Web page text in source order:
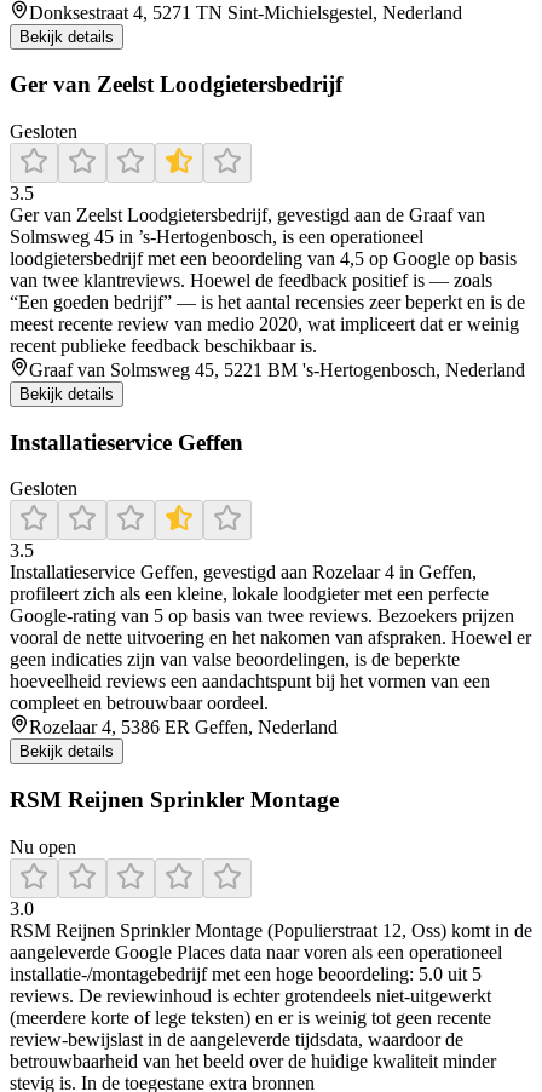
Donksestraat 4, 5271 TN Sint-Michielsgestel, Nederland
Bekijk details
Ger van Zeelst Loodgietersbedrijf
Gesloten
3.5
Ger van Zeelst Loodgietersbedrijf, gevestigd aan de Graaf van
Solmsweg 45 in ’s‑Hertogenbosch, is een operationeel
loodgietersbedrijf met een beoordeling van 4,5 op Google op basis
van twee klantreviews. Hoewel de feedback positief is — zoals
“Een goeden bedrijf” — is het aantal recensies zeer beperkt en is de
meest recente review van medio 2020, wat impliceert dat er weinig
recent publieke feedback beschikbaar is.
Graaf van Solmsweg 45, 5221 BM 's-Hertogenbosch, Nederland
Bekijk details
Installatieservice Geffen
Gesloten
3.5
Installatieservice Geffen, gevestigd aan Rozelaar 4 in Geffen,
profileert zich als een kleine, lokale loodgieter met een perfecte
Google-rating van 5 op basis van twee reviews. Bezoekers prijzen
vooral de nette uitvoering en het nakomen van afspraken. Hoewel er
geen indicaties zijn van valse beoordelingen, is de beperkte
hoeveelheid reviews een aandachtspunt bij het vormen van een
compleet en betrouwbaar oordeel.
Rozelaar 4, 5386 ER Geffen, Nederland
Bekijk details
RSM Reijnen Sprinkler Montage
Nu open
3.0
RSM Reijnen Sprinkler Montage (Populierstraat 12, Oss) komt in de
aangeleverde Google Places data naar voren als een operationeel
installatie-/montagebedrijf met een hoge beoordeling: 5.0 uit 5
reviews. De reviewinhoud is echter grotendeels niet-uitgewerkt
(meerdere korte of lege teksten) en er is weinig tot geen recente
review-bewijslast in de aangeleverde tijdsdata, waardoor de
betrouwbaarheid van het beeld over de huidige kwaliteit minder
stevig is. In de toegestane extra bronnen